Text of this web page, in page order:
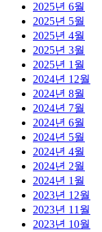
2025년 6월
2025년 5월
2025년 4월
2025년 3월
2025년 1월
2024년 12월
2024년 8월
2024년 7월
2024년 6월
2024년 5월
2024년 4월
2024년 2월
2024년 1월
2023년 12월
2023년 11월
2023년 10월